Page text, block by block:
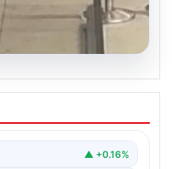
personele ödül
“content”: “▲ +0.16%